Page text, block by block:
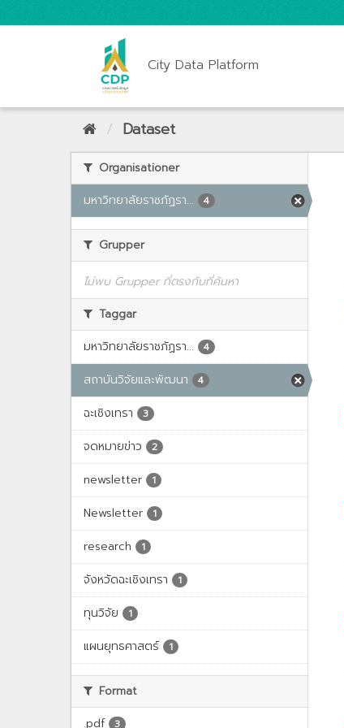
City Data Platform
Dataset
Organisationer
มหาวิทยาลัยราชภัฏรา...
4
Grupper
ไม่พบ Grupper ที่ตรงกับที่ค้นหา
Taggar
มหาวิทยาลัยราชภัฏรา...
4
สถาบันวิจัยและพัฒนา 4
ฉะเชิงเทรา 3
จดหมายข่าว 2
newsletter 1
Newsletter 1
research 1
จังหวัดฉะเชิงเทรา 1
ทุนวิจัย 1
แผนยุทธศาสตร์ 1
Format
.pdf
3